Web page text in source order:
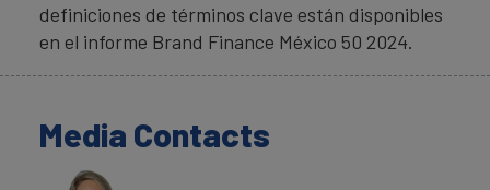
definiciones de términos clave están disponibles
en el informe Brand Finance México 50 2024.
Media Contacts